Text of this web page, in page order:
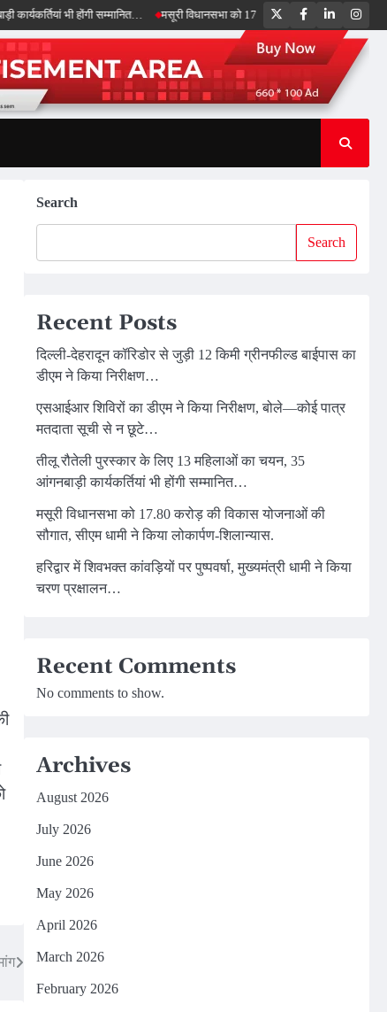
भी होंगी सम्मानित… मसूरी विधानसभा को 17.80 करोड़ की विकास योजनाओं की
TwitterFacebookLinkedIn
Search
Search
Recent Posts
दिल्ली-देहरादून कॉरिडोर से जुड़ी 12 किमी ग्रीनफील्ड बाईपास का
डीएम ने किया निरीक्षण…
एसआईआर शिविरों का डीएम ने किया निरीक्षण, बोले—कोई पात्र
मतदाता सूची से न छूटे…
तीलू रौतेली पुरस्कार के लिए 13 महिलाओं का चयन, 35
आंगनबाड़ी कार्यकर्तियां भी होंगी सम्मानित…
मसूरी विधानसभा को 17.80 करोड़ की विकास योजनाओं की
सौगात, सीएम धामी ने किया लोकार्पण-शिलान्यास.
हरिद्वार में शिवभक्त कांवड़ियों पर पुष्पवर्षा, मुख्यमंत्री धामी ने किया
चरण प्रक्षालन…
Recent Comments
No comments to show.
Archives
August 2026
July 2026
June 2026
May 2026
April 2026
March 2026
February 2026